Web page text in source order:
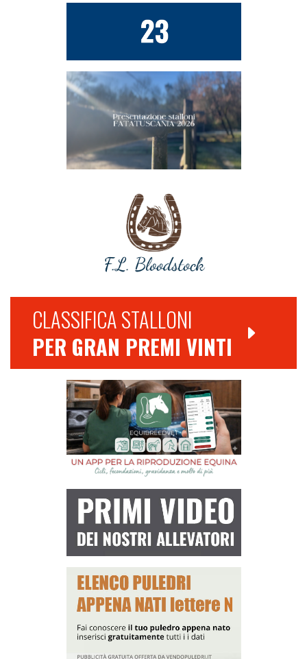
CLASSIFICA STALLONI
PER GRAN PREMI VINTI